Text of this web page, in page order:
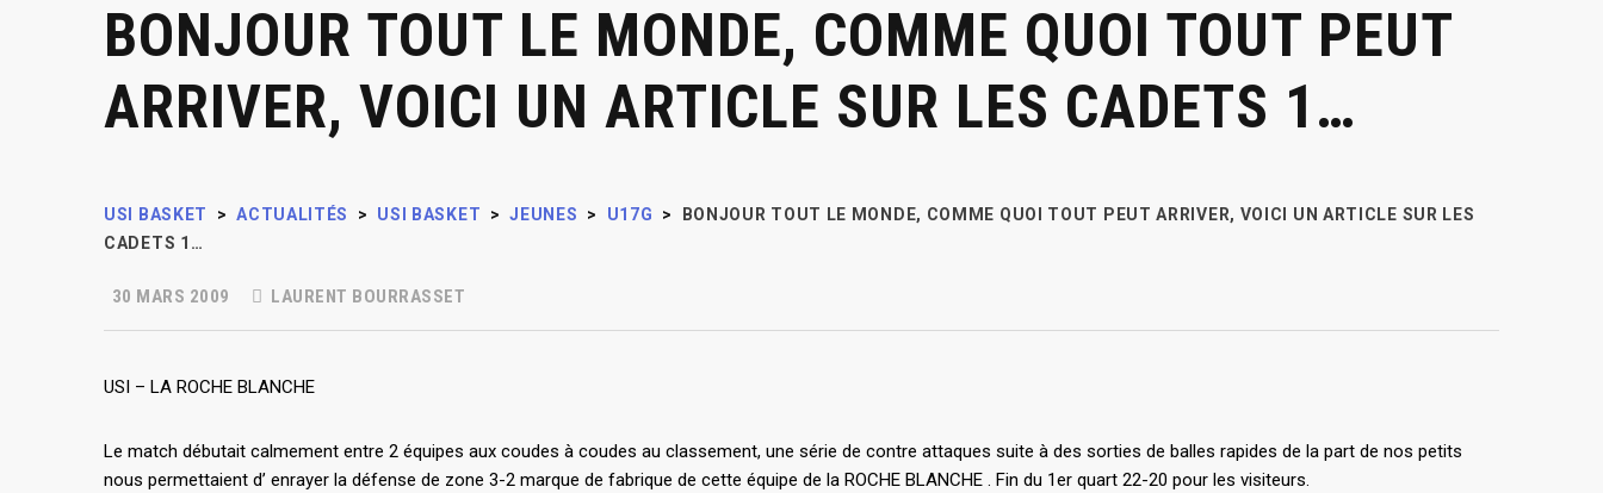
BONJOUR TOUT LE MONDE, COMME QUOI TOUT PEUT
ARRIVER, VOICI UN ARTICLE SUR LES CADETS 1…
USI BASKET > ACTUALITÉS > USI BASKET > JEUNES > U17G >
BONJOUR TOUT LE MONDE, COMME QUOI TOUT PEUT ARRIVER, VOICI UN ARTICLE SUR LES
CADETS 1…
30 MARS 2009 LAURENT BOURRASSET
USI – LA ROCHE BLANCHE
Le match débutait calmement entre 2 équipes aux coudes à coudes au classement, une série de contre attaques suite à des sorties de balles rapides de la part de nos petits
nous permettaient d’ enrayer la défense de zone 3-2 marque de fabrique de cette équipe de la ROCHE BLANCHE . Fin du 1er quart 22-20 pour les visiteurs.